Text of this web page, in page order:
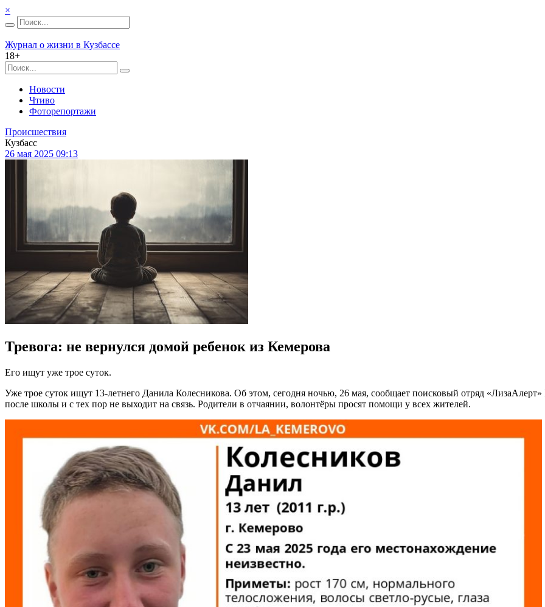
×
Журнал о жизни в Кузбассе
18+
Новости
Чтиво
Фоторепортажи
Происшествия
Кузбасс
26 мая 2025 09:13
Тревога: не вернулся домой ребенок из Кемерова
Его ищут уже трое суток.
Уже трое суток ищут 13-летнего Данила Колесникова. Об этом, сегодня ночью, 26 мая, сообщает поисковый отряд
после школы и с тех пор не выходит на связь. Родители в отчаянии, волонтёры просят помощи у всех жителей.